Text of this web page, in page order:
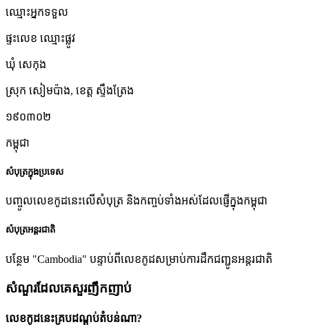
ឈ្មោះអ្នកទទួល
ផ្ទះលេខ ឈ្មោះផ្លូវ
ឃុំ សេកុង
ស្រុក សៀមប៉ាង, ខេត្ត ស្ទឹងត្រែង
១៩០៣០២
កម្ពុជា
សំបុត្រក្នុងប្រទេស
បញ្ចូលលេខកូដនេះលើសំបុត្រ និងកញ្ចប់ទាំងអស់ដែលផ្ញើក្នុងកម្ពុជា
សំបុត្រអន្តរជាតិ
បន្ថែម "Cambodia" បន្ទាប់ពីលេខកូដសម្រាប់ការដឹកជញ្ជូនអន្តរជាតិ
សំណួរដែលគេសួរញឹកញាប់
លេខកូដនេះគ្របដណ្តប់តំបន់ណា?